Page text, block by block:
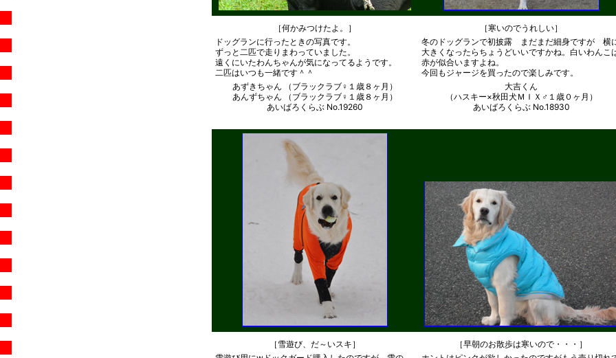
［何かみつけたよ。］
ドッグランに行ったときの写真です。
ずっと二匹で走りまわっていました。
遠くにいたわんちゃんが気になってるようです。
二匹はいつも一緒です＾＾
あずきちゃん （ブラックラブ♀１歳８ヶ月）
あんずちゃん （ブラックラブ♀１歳８ヶ月）
あいばろくらぶ No.19260
［寒いのでうれしい］
冬のドッグランで初披露 まだまだ細身ですが 横
大きくなったらちょうどいいですかね。白いわんこ
赤が似合いますよね。
今回もジャージを買ったので楽しみです。
大吉くん
（ハスキー×秋田犬ＭＩＸ♂１歳０ヶ月）
あいばろくらぶ No.18930
［雪遊び、だ～いスキ］
［早朝のお散歩は寒いので・・・］